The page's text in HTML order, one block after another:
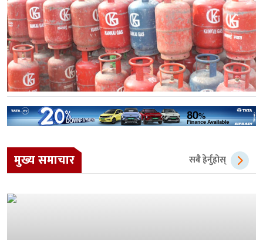
मुख्य समाचार सबै हेर्नुहोस्